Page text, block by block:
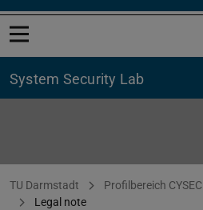
Open menu
System Security Lab
You are here:
TU Darmstadt Profilbereich CYSEC
Legal note